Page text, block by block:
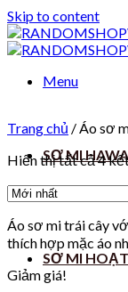
Skip to content
Menu
SƠ MI
SƠ MI
Trang chủ /Áo sơ
Hiển thị tất cả 4
Áo sơ mi trái cây
thích hợp mặc áo
Giảm giá!